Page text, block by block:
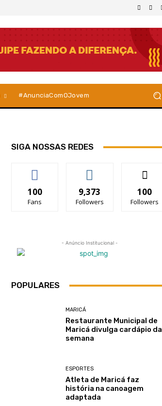
#AnunciaComOJovem
SIGA NOSSAS REDES
100
Fans
9,373
Followers
100
Followers
- Anúncio Institucional -
POPULARES
MARICÁ
Restaurante Municipal de
Maricá divulga cardápio da
semana
ESPORTES
Atleta de Maricá faz
história na canoagem
adaptada